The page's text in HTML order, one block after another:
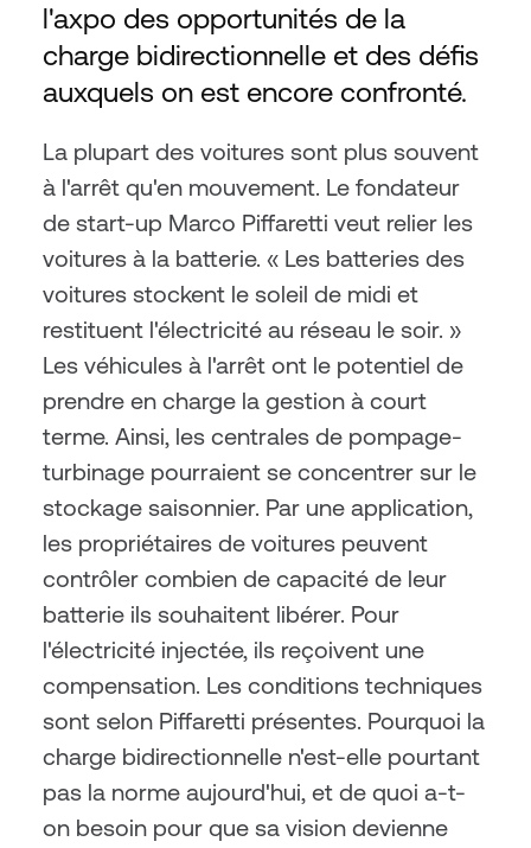
l'axpo des opportunités de la
charge bidirectionnelle et des défis
auxquels on est encore confronté.
La plupart des voitures sont plus souvent
à l'arrêt qu'en mouvement. Le fondateur
de start-up Marco Piffaretti veut relier les
voitures à la batterie. « Les batteries des
voitures stockent le soleil de midi et
restituent l'électricité au réseau le soir. »
Les véhicules à l'arrêt ont le potentiel de
prendre en charge la gestion à court
terme. Ainsi, les centrales de pompage-
turbinage pourraient se concentrer sur le
stockage saisonnier. Par une application,
les propriétaires de voitures peuvent
contrôler combien de capacité de leur
batterie ils souhaitent libérer. Pour
l'électricité injectée, ils reçoivent une
compensation. Les conditions techniques
sont selon Piffaretti présentes. Pourquoi la
charge bidirectionnelle n'est-elle pourtant
pas la norme aujourd'hui, et de quoi a-t-
on besoin pour que sa vision devienne